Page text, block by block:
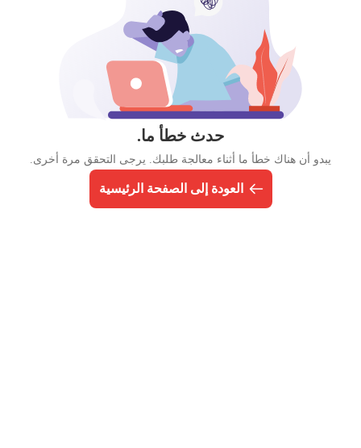
حدث خطأ ما.
يبدو أن هناك خطأ ما أثناء معالجة طلبك. يرجى التحقق مرة أخرى.
العودة إلى الصفحة الرئيسية